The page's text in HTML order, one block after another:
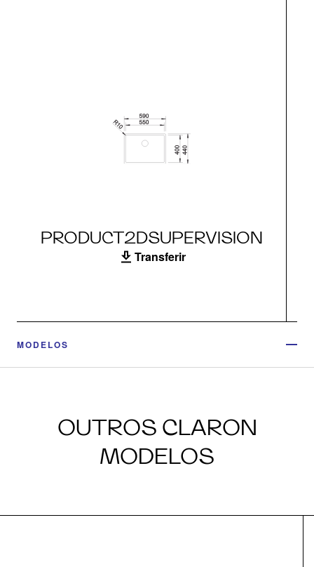
PRODUCT2DSUPERVISION
Transferir
MODELOS
OUTROS CLARON
MODELOS